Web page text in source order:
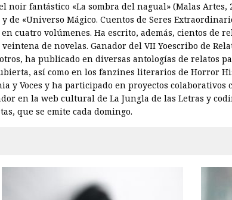
noir fantástico «La sombra del nagual» (Malas
y de «Universo Mágico. Cuentos de Seres
cuatro volúmenes. Ha escrito, además, cientos de
de novelas. Ganador del VII Yoescribo de
ha publicado en diversas antologías de relatos
así como en los fanzines literarios de Horror
y Voces y ha participado en proyectos colaborativos
en la web cultural de La Jungla de las Letras y
que se emite cada domingo.